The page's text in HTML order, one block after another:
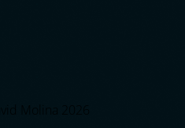
Molina 2026